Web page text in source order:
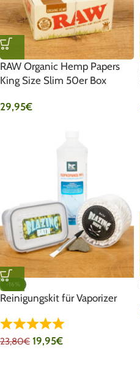
RAW Organic Hemp Papers
King Size Slim 50er Box
29,95€
-16%
Reinigungskit für Vaporizer
23,80€ 19,95€